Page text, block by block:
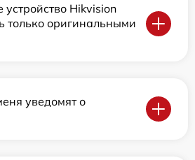
устройство Hikvision
только оригинальными
уведомят о